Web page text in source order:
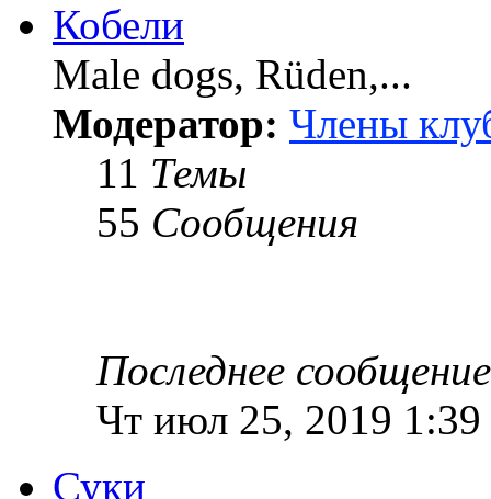
Кобели
Male dogs, Rüden,...
Модератор: Члены
11 Темы
55 Сообщения
Последнее сообщение
Чт июл 25, 2019 1:39
Суки